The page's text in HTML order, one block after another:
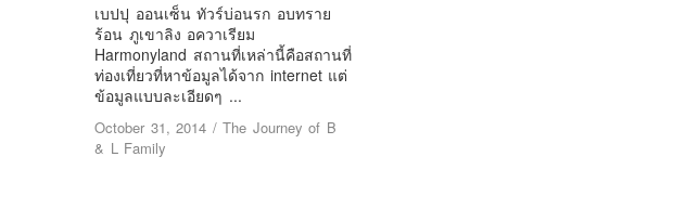
เบปปุ ออนเซ็น ทัวร์บ่อนรก อบทราย
ร้อน ภูเขาลิง อควาเรียม
Harmonyland สถานที่เหล่านี้คือสถานที่
ท่องเที่ยวที่หาข้อมูลได้จาก internet แต่
ข้อมูลแบบละเอียดๆ ...
October 31, 2014 / The Journey of B
& L Family